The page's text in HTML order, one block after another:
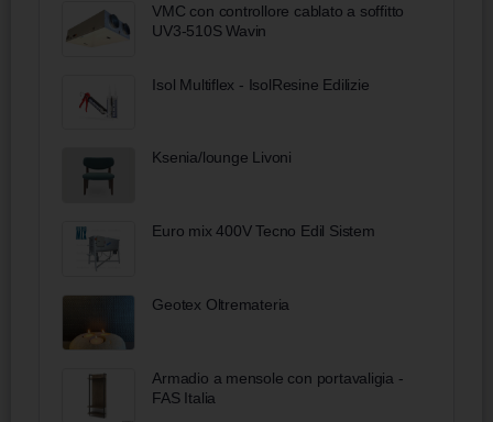
VMC con controllore cablato a soffitto
UV3-510S Wavin
Isol Multiflex - IsolResine Edilizie
Ksenia/lounge Livoni
Euro mix 400V Tecno Edil Sistem
Geotex Oltremateria
Armadio a mensole con portavaligia -
FAS Italia